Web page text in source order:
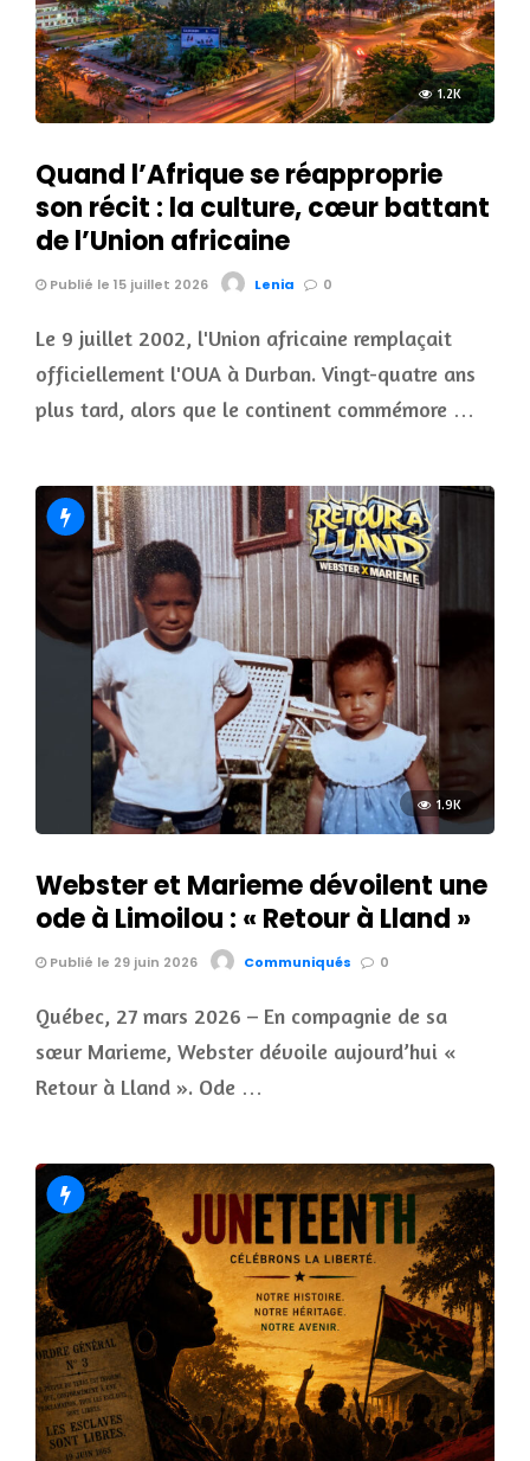
1.2K
Quand l’Afrique se réapproprie
son récit : la culture, cœur battant
de l’Union africaine
Publié le 15 juillet 2026 Lenia 0
Le 9 juillet 2002, l'Union africaine remplaçait
officiellement l'OUA à Durban. Vingt-quatre ans
plus tard, alors que le continent commémore …
1.9K
Webster et Marieme dévoilent une
ode à Limoilou : « Retour à Lland »
Publié le 29 juin 2026 Communiqués 0
Québec, 27 mars 2026 – En compagnie de sa
sœur Marieme, Webster dévoile aujourd’hui «
Retour à Lland ». Ode …